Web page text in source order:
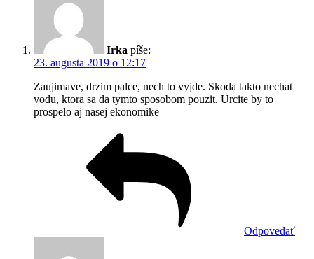
Irka píše:
23. augusta 2019 o 12:17
Zaujimave, drzim palce, nech to vyjde. Skoda takto nechat
vodu, ktora sa da tymto sposobom pouzit. Urcite by to
prospelo aj nasej ekonomike
Odpovedať